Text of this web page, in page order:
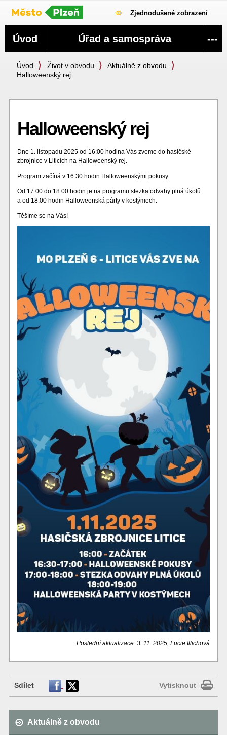
Zjednodušené zobrazení
Úvod Život v obvodu
Aktuálně z obvodu
Halloweenský rej
Halloweenský rej
Dne 1. listopadu 2025 od 16:00 hodina Vás zveme do hasičské
zbrojnice v Liticích na Halloweenský rej.
Program začíná v 16:30 hodin Halloweenskými pokusy.
Od 17:00 do 18:00 hodin je na programu stezka odvahy plná úkolů
a od 18:00 hodin Halloweenská párty v kostýmech.
Těšíme se na Vás!
Poslední aktualizace: 3. 11. 2025, Lucie Illichová
Sdílet Vytisknout
Aktuálně z obvodu
Navigace
Úvod Úřad a samospráva ---